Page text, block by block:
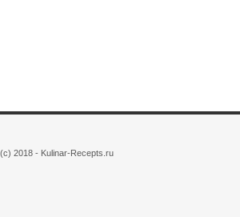
(c) 2018 - Kulinar-Recepts.ru